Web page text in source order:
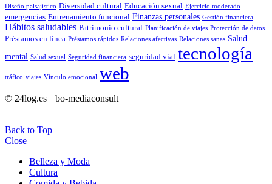
Diseño paisajístico Diversidad cultural Educación sexual Ejercicio moderado
emergencias Entrenamiento funcional Finanzas personales Gestión financiera
Hábitos saludables Patrimonio cultural Planificación de viajes Protección de datos
Préstamos en línea Préstamos rápidos Relaciones afectivas Relaciones sanas Salud
mental Salud sexual Seguridad financiera seguridad vial tecnología
tráfico viajes Vínculo emocional web
© 24log.es || bo-mediaconsult
Back to Top
Close
Belleza y Moda
Cultura